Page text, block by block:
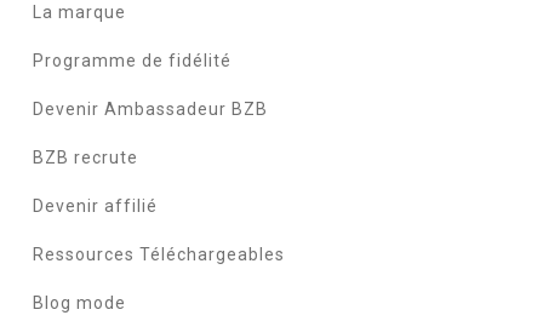
La marque
Programme de fidélité
Devenir Ambassadeur BZB
BZB recrute
Devenir affilié
Ressources Téléchargeables
Blog mode